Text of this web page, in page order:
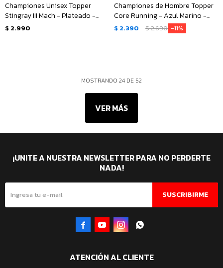
Championes Unisex Topper
Stingray III Mach - Plateado -
Verde - Gris
$ 2.990
Championes de Hombre Topper
Core Running - Azul Marino -
Gris
$ 2.390 $2.690 11
MOSTRANDO 24 DE 52
VER MÁS
ATENCIÓN AL CLIENTE
¡UNITE A NUESTRA NEWSLETTER PARA NO PERDERTE
NADA!
SUSCRIBIRME
   